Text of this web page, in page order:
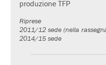
produzione TFP
Riprese
2011/12 sede (nella
2014/15 sede